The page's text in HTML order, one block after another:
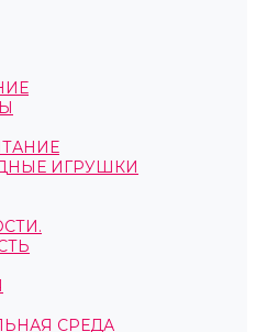
ИГРУШКИ
СРЕДА